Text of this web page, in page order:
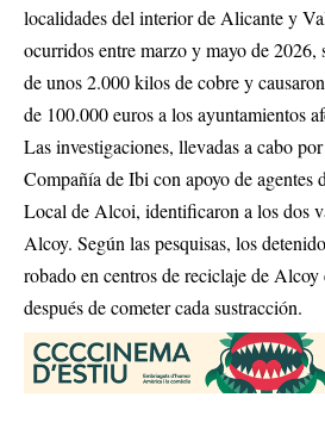
localidades del interior de Alicante y
ocurridos entre marzo y mayo de 2026,
de unos 2.000 kilos de cobre y
de 100.000 euros a los ayuntamientos
Las investigaciones, llevadas a cabo
Compañía de Ibi con apoyo de
Local de Alcoi, identificaron a los dos
Alcoy. Según las pesquisas, los
robado en centros de reciclaje de Alcoy
después de cometer cada sustracción.